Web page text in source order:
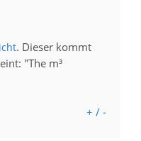
. Dieser kommt
"The m³
+ / -